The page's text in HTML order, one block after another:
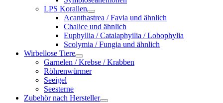
LPS Korallen
Acanthastrea / Favia und ähnlich
Chalice und ähnlich
Euphyllia / Catalaphyilia / Lobophylia
Scolymia / Fungia und ähnlich
Wirbellose Tiere
Garnelen / Krebse / Krabben
Röhrenwürmer
Seeigel
Seesterne
Zubehör nach Hersteller